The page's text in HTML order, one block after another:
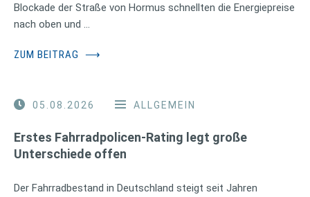
Blockade der Straße von Hormus schnellten die Energiepreise
nach oben und …
ZUM BEITRAG ⟶
05.08.2026 ALLGEMEIN
Erstes Fahrradpolicen-Rating legt große
Unterschiede offen
Der Fahrradbestand in Deutschland steigt seit Jahren